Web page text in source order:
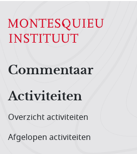
Hoofdnavigatiemenu
Commentaar
Activiteiten
Overzicht activiteiten
Afgelopen activiteiten